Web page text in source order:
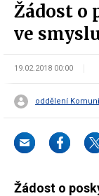
Žádost
ve
19.02.2018 00:00
oddělení
Žádost o